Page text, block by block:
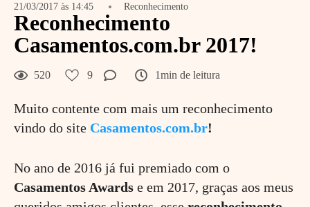
21/03/2017 às 14:45 Reconhecimento
Reconhecimento
Casamentos.com.br 2017!
520 9 1min de leitura
Muito contente com mais um reconhecimento
vindo do site Casamentos.com.br!
No ano de 2016 já fui premiado com o
Casamentos Awards e em 2017, graças aos meus